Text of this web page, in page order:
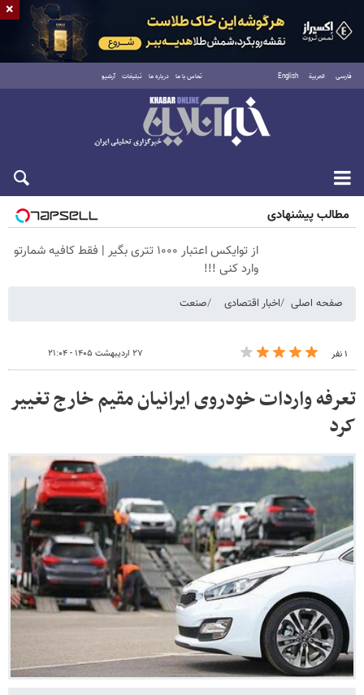
فارسی العربية English تماس با ما درباره ما تبلیغات آرشیو
پنجشنبه ۱۵ مرداد ۱۴۰۵
مطالب پیشنهادی
از توایکس اعتبار ۱۰۰۰ تتری بگیر | فقط کافیه شمارتو
وارد کنی !!!
صفحه اصلی اخبار اقتصادی صنعت
۱ نفر ۲۷ اردیبهشت ۱۴۰۵ - ۲۱:۰۴
تعرفه واردات خودروی ایرانیان مقیم خارج تغییر
کرد
×